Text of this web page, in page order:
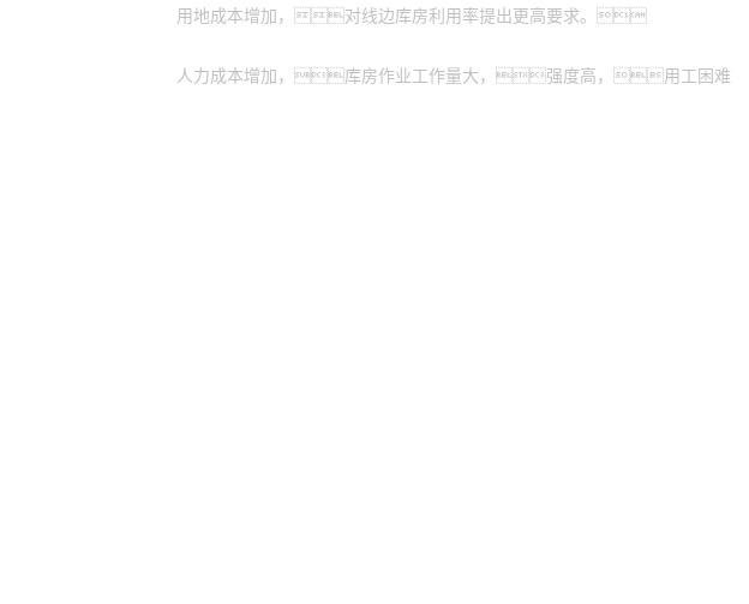
用地成本增加，对线边库房利用率提出更高要求。
人力成本增加，库房作业工作量大，强度高，用工困难